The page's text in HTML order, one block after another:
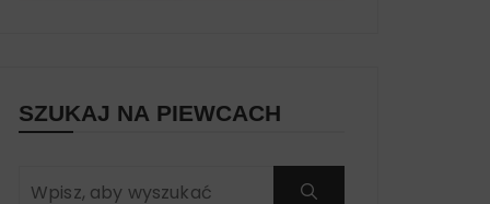
SZUKAJ NA PIEWCACH